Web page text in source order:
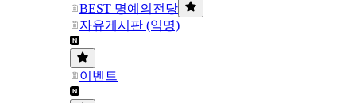
BEST 명예의전당
자유게시판 (익명)
이벤트